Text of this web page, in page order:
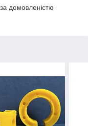
домовленістю